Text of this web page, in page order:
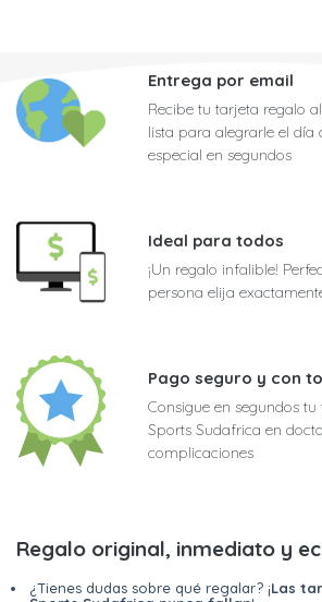
Entrega por email
Recibe tu tarjeta regalo
lista para alegrarle el día
especial en segundos
Ideal para todos
¡Un regalo infalible!
persona elija
Pago seguro y con
Consigue en segundos
Sports Sudafrica en
complicaciones
Regalo original, inmediato y
¿Tienes dudas sobre qué regalar? ¡Las